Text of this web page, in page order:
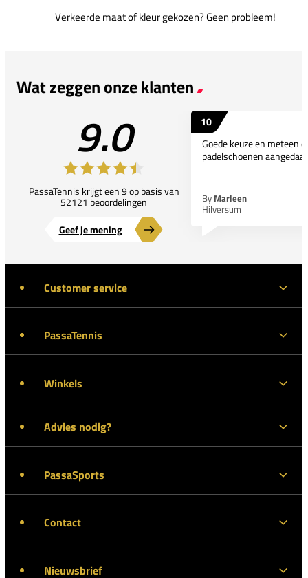
Verkeerde maat of kleur gekozen? Geen probleem!
Wat zeggen onze klanten
9.0
PassaTennis krijgt een 9 op basis van
52121 beoordelingen
Geef je mening
10
Goede keuze en meteen
padelschoenen
By Marleen
Hilversum
Customer service
PassaTennis
Winkels
Advies nodig?
PassaSports
Contact
Nieuwsbrief